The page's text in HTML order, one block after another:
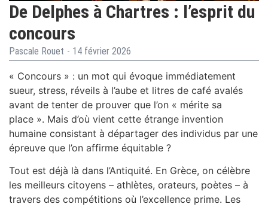
De Delphes à Chartres : l’esprit du
concours
Pascale Rouet - 14 février 2026
« Concours » : un mot qui évoque immédiatement
sueur, stress, réveils à l’aube et litres de café avalés
avant de tenter de prouver que l’on « mérite sa
place ». Mais d’où vient cette étrange invention
humaine consistant à départager des individus par une
épreuve que l’on affirme équitable ?
Tout est déjà là dans l’Antiquité. En Grèce, on célèbre
les meilleurs citoyens – athlètes, orateurs, poètes – à
travers des compétitions où l’excellence prime. Les